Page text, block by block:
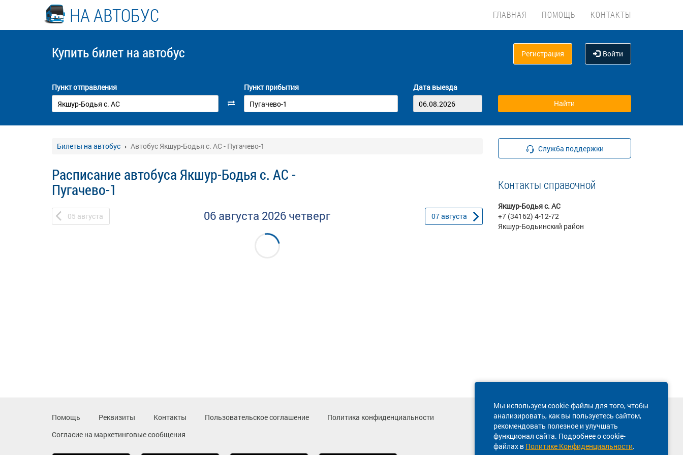
НА АВТОБУС ГЛАВНАЯ ПОМОЩЬ КОНТАКТЫ
Купить билет на автобус Регистрация Войти
Пункт отправления Пункт прибытия Дата выезда
Билеты на автобус Автобус Якшур-Бодья с. АС - Пугачево-1
Расписание автобуса Якшур-Бодья с. АС -
Пугачево-1
05 августа 06 августа 2026 четверг 07августа
Служба поддержки
Контакты справочной
Якшур-Бодья с. АС
+7 (34162) 4-12-72
Якшур-Бодьинский район
Мы используем cookie-файлы для того, чтобы
анализировать, как вы пользуетесь сайтом,
рекомендовать полезное и улучшать
функционал сайта. Подробнее о cookie-
файлах в Политике Конфиденциальности.
Помощь Реквизиты Контакты Пользовательское соглашение
Политика конфиденциальности
Согласие на маркетинговые сообщения
Техническая поддержка сайта
8 800 600-03-38